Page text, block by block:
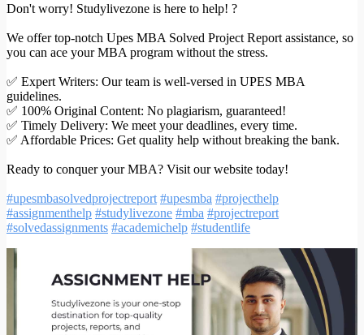
Mon compte
Connexion
Créer un compte
Mode nuit
Don't worry! Studylivezone is here to help! ?
We offer top-notch Upes MBA Solved Project Report assistance, so
you can ace your MBA program without the stress.
✅ Expert Writers: Our team is well-versed in UPES MBA
guidelines.
✅ 100% Original Content: No plagiarism, guaranteed!
✅ Timely Delivery: We meet your deadlines, every time.
✅ Affordable Prices: Get quality help without breaking the bank.
Ready to conquer your MBA? Visit our website today!
#upesmbasolvedprojectreport #upesmba #projecthelp
#assignmenthelp #studylivezone #mba #projectreport
#solvedassignments #academichelp #studentlife